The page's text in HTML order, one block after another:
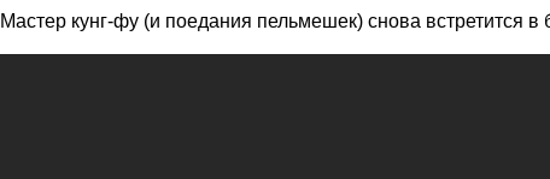
Мастер кунг-фу (и поедания пельмешек) снова встретится